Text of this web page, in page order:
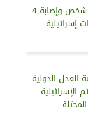
سوريا تعلن مقتل شخص وإصابة 4
إسرائيلية
الدولية
الإسرائيلية